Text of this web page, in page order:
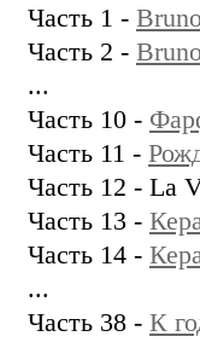
Часть 1 -
Часть 2 -
...
Часть 10 -
Часть 11 -
Часть 12 - La
Часть 13 -
Часть 14 -
...
Часть 38 - К